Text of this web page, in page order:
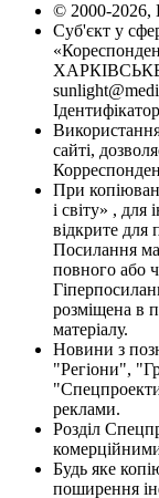
© 2000-2026,
Суб'єкт у
ХАРКІВСЬКЕ
сайті,
При
і світу» , для
відкрите для
Посилання
повного або
розміщена в
матеріалу.
Новини з
"Регіони",
реклами.
Розділ
Будь яке
поширення